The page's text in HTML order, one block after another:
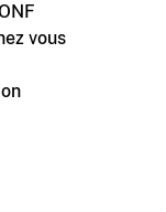
vous